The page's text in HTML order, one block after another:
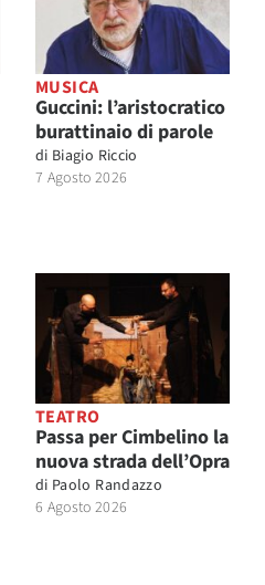
MUSICA
Guccini: l’aristocratico
burattinaio di parole
di Biagio Riccio
7 Agosto 2026
TEATRO
Passa per Cimbelino la
nuova strada dell’Opra
di Paolo Randazzo
6 Agosto 2026